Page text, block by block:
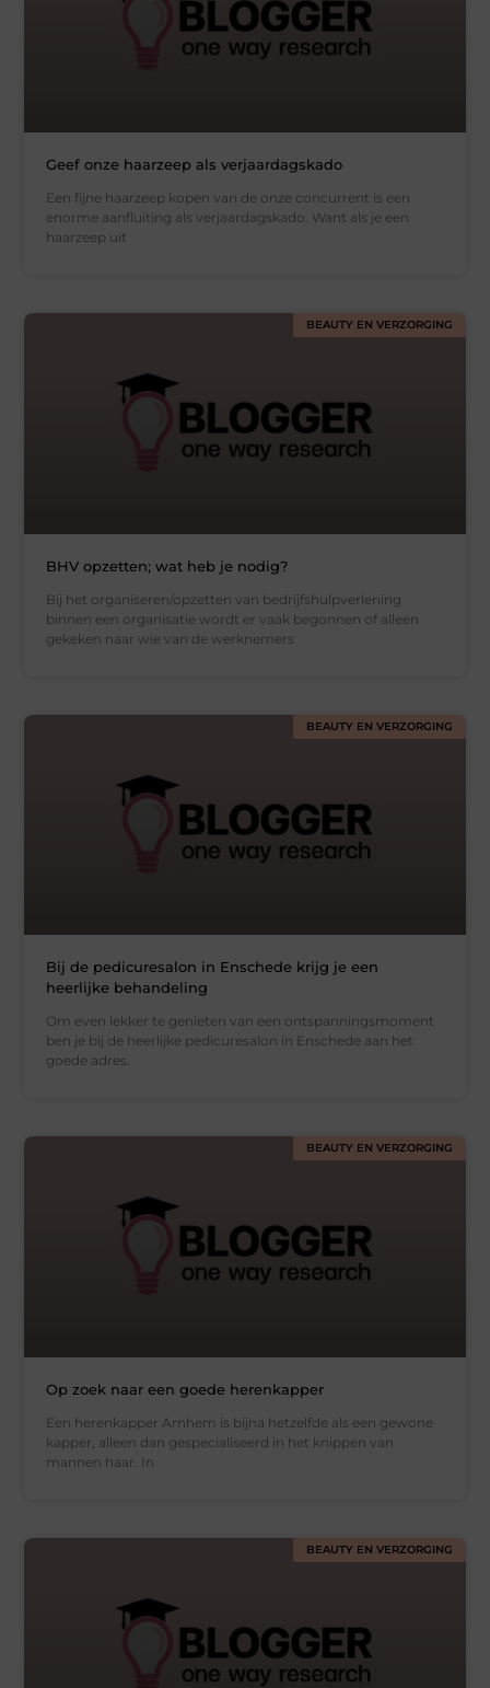
Geef onze haarzeep als verjaardagskado
Een fijne haarzeep kopen van de onze concurrent is een
enorme aanfluiting als verjaardagskado. Want als je een
haarzeep uit
BEAUTY EN VERZORGING
BHV opzetten; wat heb je nodig?
Bij het organiseren/opzetten van bedrijfshulpverlening
binnen een organisatie wordt er vaak begonnen of alleen
gekeken naar wie van de werknemers
BEAUTY EN VERZORGING
Bij de pedicuresalon in Enschede krijg je een
heerlijke behandeling
Om even lekker te genieten van een ontspanningsmoment
ben je bij de heerlijke pedicuresalon in Enschede aan het
goede adres.
BEAUTY EN VERZORGING
Op zoek naar een goede herenkapper
Een herenkapper Arnhem is bijna hetzelfde als een gewone
kapper, alleen dan gespecialiseerd in het knippen van
mannen haar. In
BEAUTY EN VERZORGING